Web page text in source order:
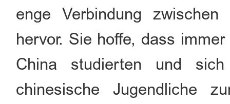
enge Verbindung
hervor. Sie hoffe, dass
China studierten und
chinesische Jugendliche